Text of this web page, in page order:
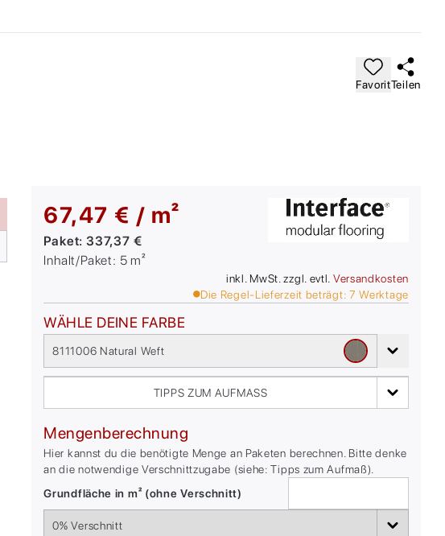
FavoritTeilen
67,47 € / m²
Paket: 337,37 €
Inhalt/Paket: 5 m²
inkl. MwSt. zzgl. evtl. Versandkosten
Die Regel-Lieferzeit beträgt: 7 Werktage
WÄHLE DEINE FARBE
8111006 Natural Weft
TIPPS ZUM AUFMASS
Mengenberechnung
Hier kannst du die benötigte Menge an Paketen berechnen. Bitte denke
an die notwendige Verschnittzugabe (siehe: Tipps zum Aufmaß).
Grundfläche in m² (ohne Verschnitt)